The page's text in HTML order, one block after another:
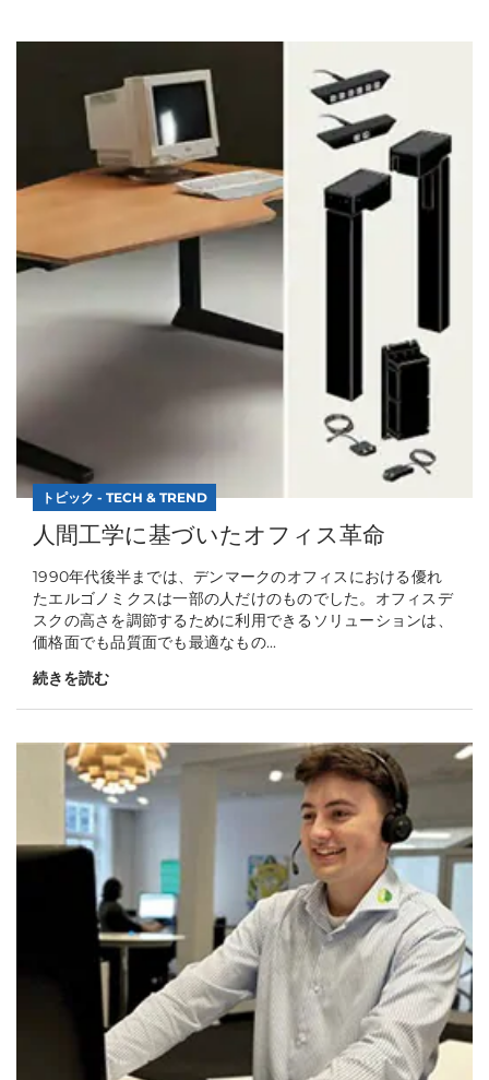
トピック - TECH & TREND
人間工学に基づいたオフィス革命
1990年代後半までは、デンマークのオフィスにおける優れ
たエルゴノミクスは一部の人だけのものでした。オフィスデ
スクの高さを調節するために利用できるソリューションは、
価格面でも品質面でも最適なもの...
続きを読む